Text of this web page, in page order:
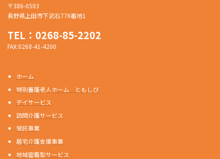
〒386-0503
長野県上田市下武石776番地1
TEL：0268-85-2202
FAX:0268-41-4200
ホーム
特別養護老人ホーム ともしび
デイサービス
訪問介護サービス
受託事業
居宅介護支援事業
地域密着型サービス